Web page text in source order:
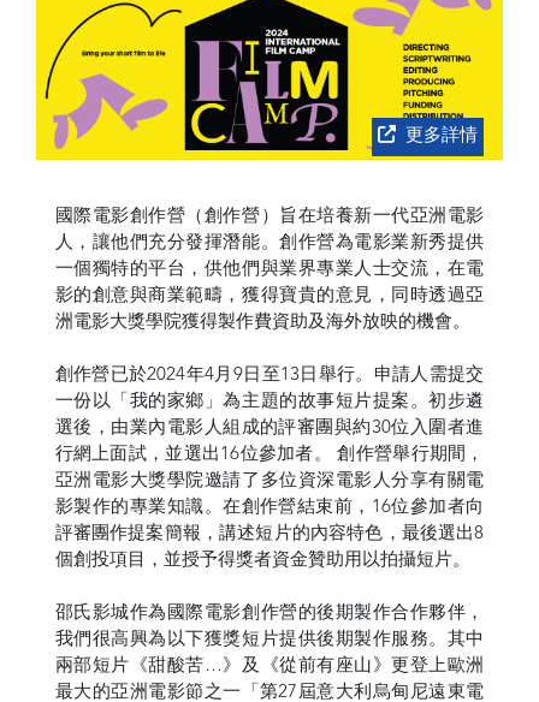
更多詳情
國際電影創作營（創作營）旨在培養新一代亞洲電影
人，讓他們充分發揮潛能。創作營為電影業新秀提供
一個獨特的平台，供他們與業界專業人士交流，在電
影的創意與商業範疇，獲得寶貴的意見，同時透過亞
洲電影大獎學院獲得製作費資助及海外放映的機會。
創作營已於2024年4月9日至13日舉行。申請人需提交
一份以「我的家鄉」為主題的故事短片提案。初步遴
選後，由業內電影人組成的評審團與約30位入圍者進
行網上面試，並選出16位參加者。 創作營舉行期間，
亞洲電影大獎學院邀請了多位資深電影人分享有關電
影製作的專業知識。在創作營結束前，16位參加者向
評審團作提案簡報，講述短片的內容特色，最後選出8
個創投項目，並授予得獎者資金贊助用以拍攝短片。
邵氏影城作為國際電影創作營的後期製作合作夥伴，
我們很高興為以下獲獎短片提供後期製作服務。其中
兩部短片《甜酸苦…》及《從前有座山》更登上歐洲
最大的亞洲電影節之一「第27屆意大利烏甸尼遠東電